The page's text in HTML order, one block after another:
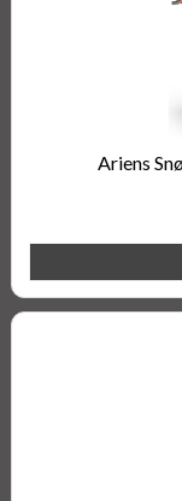
Ariens